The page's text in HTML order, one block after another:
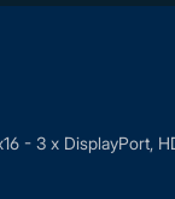
- 3 x DisplayPort,